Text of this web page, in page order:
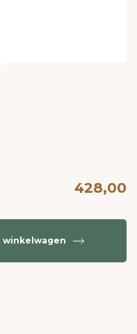
428,00
winkelwagen